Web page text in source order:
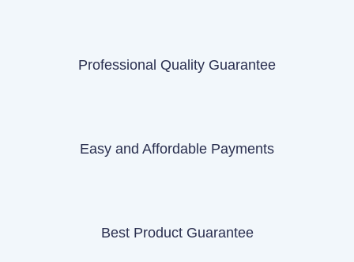
Professional Quality Guarantee
Easy and Affordable Payments
Best Product Guarantee